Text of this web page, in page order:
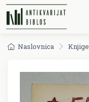
Naslovnica Knjige